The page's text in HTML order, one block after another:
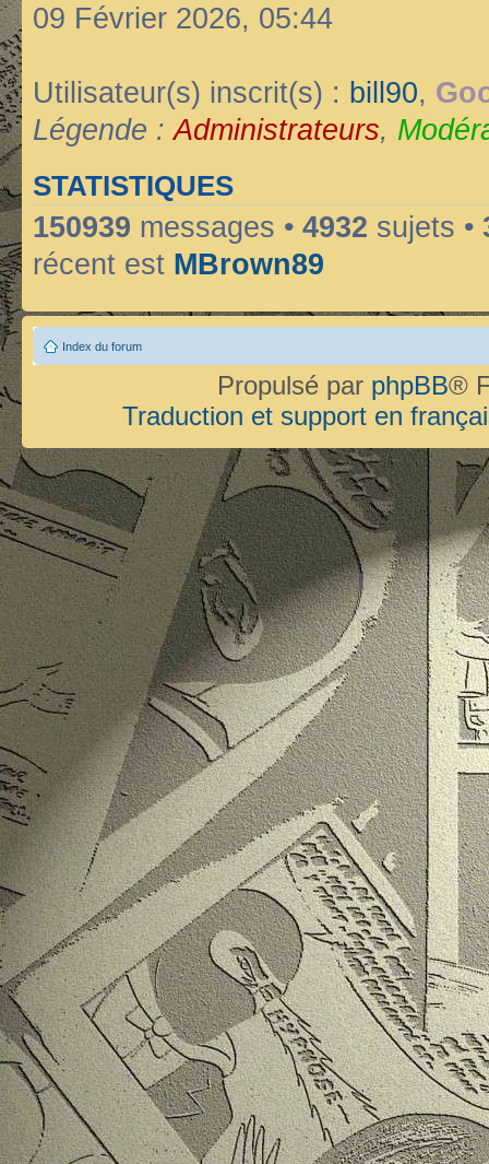
09 Février 2026, 05:44
Utilisateur(s) inscrit(s) : bill90,
Légende :Administrateurs,
STATISTIQUES
150939 messages • 4932 sujets •
récent est MBrown89
Index du forum
Propulsé par phpBB®
Traduction et support en